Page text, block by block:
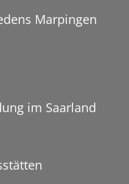
Marpingen
im Saarland